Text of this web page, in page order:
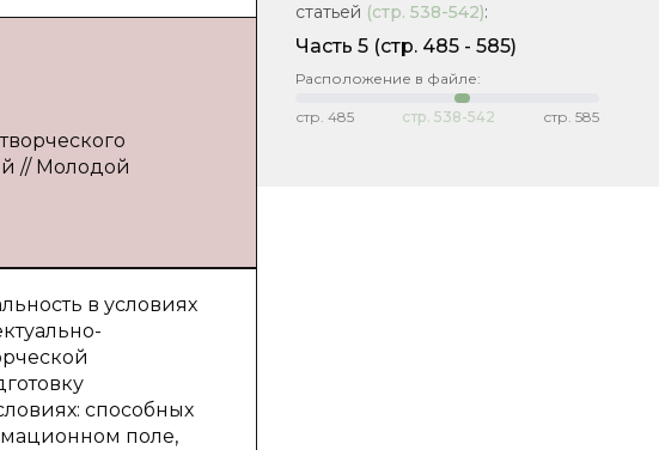
// Молодой
в условиях
способных
поле,
статьей (стр. 538-542):
Часть 5 (cтр. 485 - 585)
Расположение в файле:
стр. 485 стр. 538-542 стр. 585